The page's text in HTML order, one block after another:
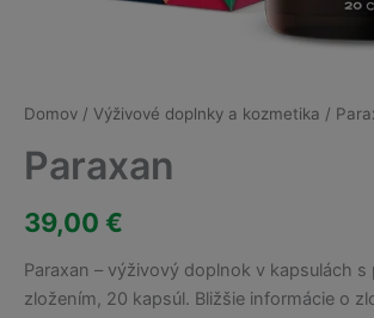
Domov / Výživové doplnky a kozmetika /
Paraxan
39,00 €
Paraxan – výživový doplnok v kapsulách s
zložením, 20 kapsúl. Bližšie informácie o